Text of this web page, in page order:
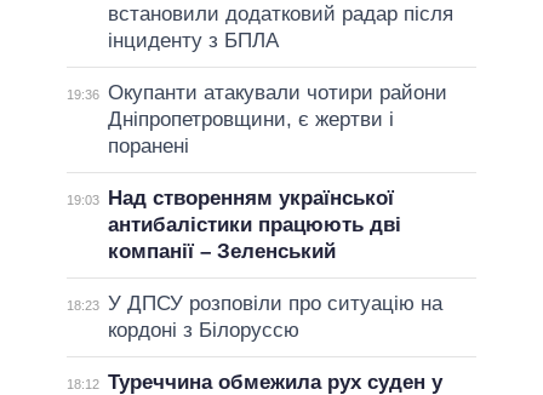
встановили додатковий радар після
інциденту з БПЛА
19:36 Окупанти атакували чотири райони
Дніпропетровщини, є жертви і
поранені
19:03
Над створенням української
антибалістики працюють дві
компанії – Зеленський
18:23 У ДПСУ розповіли про ситуацію на
кордоні з Білоруссю
18:12 Туреччина обмежила рух суден у